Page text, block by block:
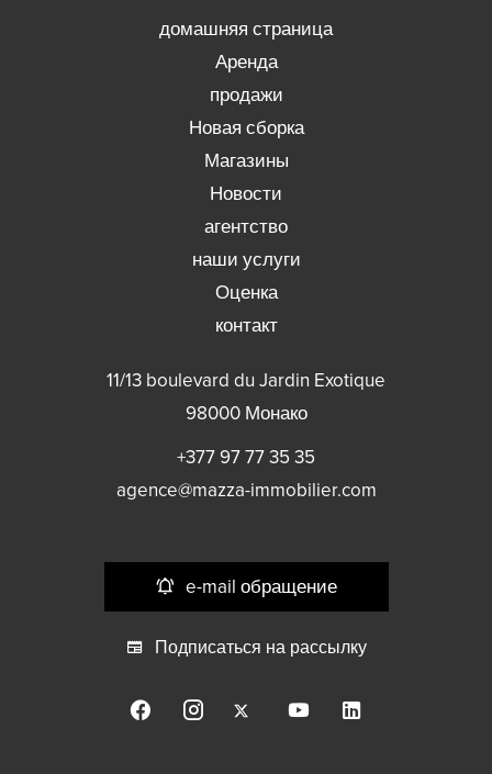
домашняя страница
Аренда
продажи
Новая сборка
Магазины
Новости
агентство
наши услуги
Оценка
контакт
11/13 boulevard du Jardin Exotique
98000Монако
+377 97 77 35 35
agence@mazza-immobilier.com
e-mail обращение
Подписаться на рассылку